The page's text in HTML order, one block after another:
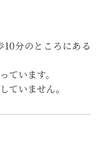
分のところにある
ています。
ていません。